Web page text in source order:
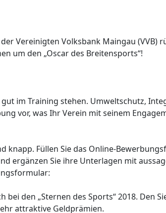
Vereinigten Volksbank Maingau (VVB)
um den „Oscar des Breitensports“!
im Training stehen. Umweltschutz,
vor, was Ihr Verein mit seinem
knapp. Füllen Sie das Online-
ergänzen Sie ihre Unterlagen mit
den „Sternen des Sports“ 2018. Den
attraktive Geldprämien.